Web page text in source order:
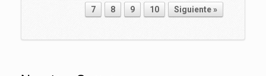
Navegador de artículos
7
8 9 10 Siguiente »